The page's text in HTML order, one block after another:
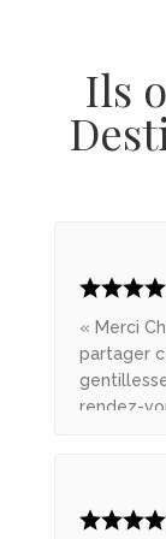
Ils
« Merci
partager
rendez-
le début.
cette